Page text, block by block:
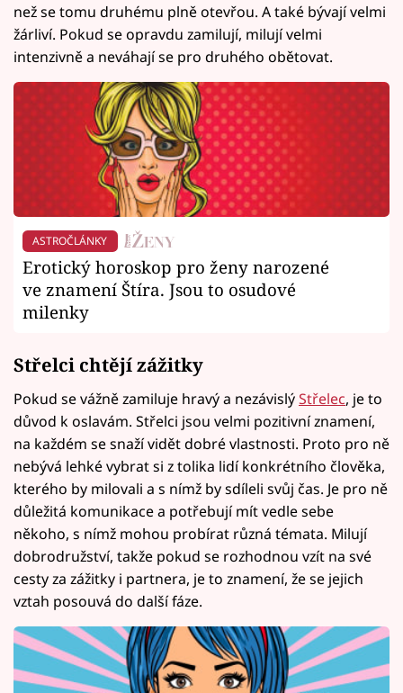
než se tomu druhému plně otevřou. A také bývají velmi
žárliví. Pokud se opravdu zamilují, milují velmi
intenzivně a neváhají se pro druhého obětovat.
ASTROČLÁNKY
Erotický horoskop pro ženy narozené
ve znamení Štíra. Jsou to osudové
milenky
Střelci chtějí zážitky
Pokud se vážně zamiluje hravý a nezávislýStřelec, je to
důvod k oslavám. Střelci jsou velmi pozitivní znamení,
na každém se snaží vidět dobré vlastnosti. Proto pro ně
nebývá lehké vybrat si z tolika lidí konkrétního člověka,
kterého by milovali a s nímž by sdíleli svůj čas. Je pro ně
důležitá komunikace a potřebují mít vedle sebe
někoho, s nímž mohou probírat různá témata. Milují
dobrodružství, takže pokud se rozhodnou vzít na své
cesty za zážitky i partnera, je to znamení, že se jejich
vztah posouvá do další fáze.